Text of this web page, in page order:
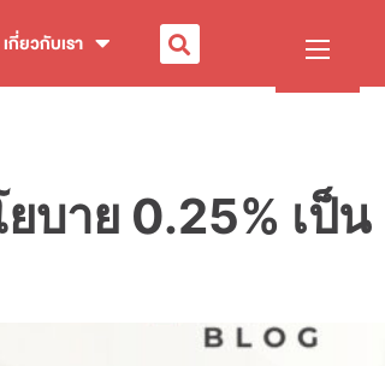
เกี่ยวกับเรา
บาย 0.25% เป็น